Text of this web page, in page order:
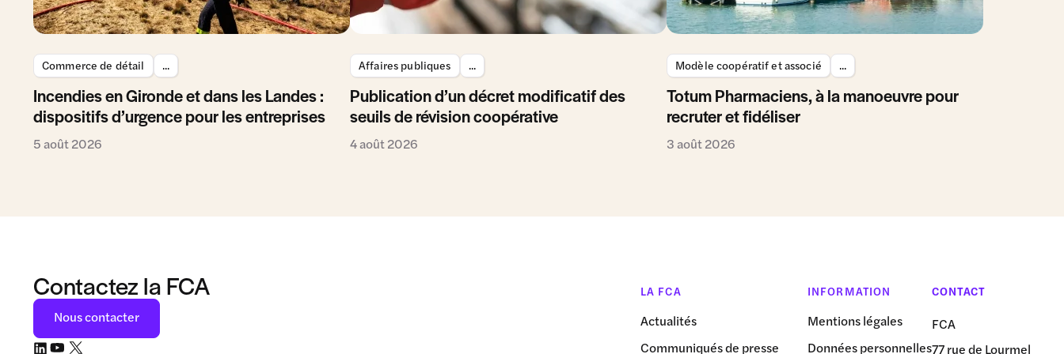
Commerce de détail ...
Incendies en Gironde et dans les Landes :
dispositifs d’urgence pour les entreprises
5 août 2026
Affaires publiques ...
Publication d’un décret modificatif des
seuils de révision coopérative
4 août 2026
Modèle coopératif et associé ...
Totum Pharmaciens, à la manoeuvre pour
recruter et fidéliser
3 août 2026
Contactez la FCA
Nous contacter
LA FCA
Actualités
Communiqués de presse
INFORMATION
Mentions légales
Données personnelles
CONTACT
FCA
77 rue de Lourmel